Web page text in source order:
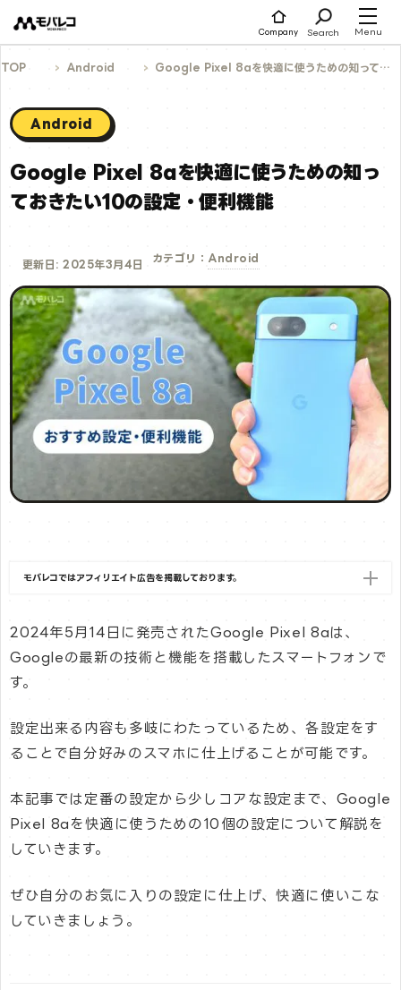
ツ
ス
Company Search Menu
TOP Android Google Pixel 8aを快適に使うための知っておきたい10の設定・便利機能
Android
Google Pixel 8aを快適に使うための知っ
ておきたい10の設定・便利機能
更新日: 2025年3月4日
カテゴリ： Android
モバレコではアフィリエイト広告を掲載しております。
2024年5月14日に発売されたGoogle Pixel 8aは、
Googleの最新の技術と機能を搭載したスマートフォンで
す。
設定出来る内容も多岐にわたっているため、各設定をす
ることで自分好みのスマホに仕上げることが可能です。
本記事では定番の設定から少しコアな設定まで、Google
Pixel 8aを快適に使うための10個の設定について解説を
していきます。
ぜひ自分のお気に入りの設定に仕上げ、快適に使いこな
していきましょう。